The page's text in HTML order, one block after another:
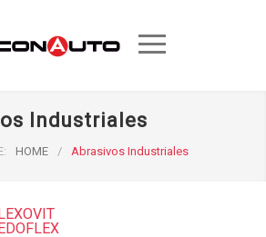
Industriales
HOME / Abrasivos Industriales